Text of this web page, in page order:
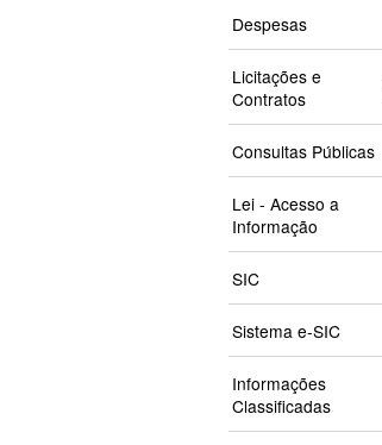
Despesas
Licitações e
Contratos
Consultas Públicas
Lei - Acesso a
Informação
SIC
Sistema e-SIC
Informações
Classificadas